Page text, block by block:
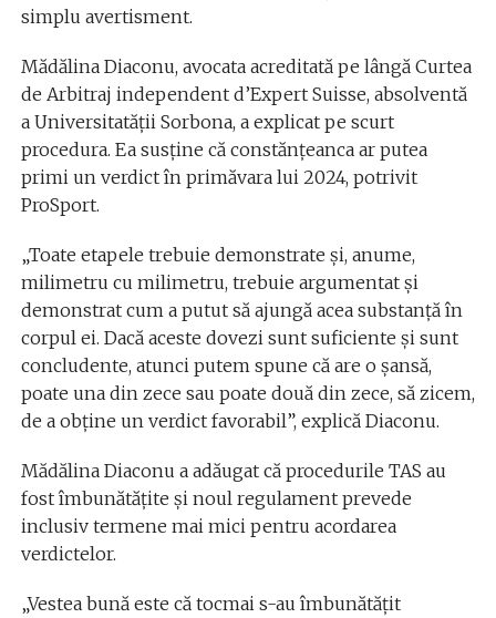
simplu avertisment.
Mădălina Diaconu, avocata acreditată pe lângă Curtea
de Arbitraj independent d’Expert Suisse, absolventă
a Universitatății Sorbona, a explicat pe scurt
procedura. Ea susține că constănțeanca ar putea
primi un verdict în primăvara lui 2024, potrivit
ProSport.
„Toate etapele trebuie demonstrate și, anume,
milimetru cu milimetru, trebuie argumentat și
demonstrat cum a putut să ajungă acea substanță în
corpul ei. Dacă aceste dovezi sunt suficiente și sunt
concludente, atunci putem spune că are o șansă,
poate una din zece sau poate două din zece, să zicem,
de a obține un verdict favorabil”, explică Diaconu.
Mădălina Diaconu a adăugat că procedurile TAS au
fost îmbunătățite și noul regulament prevede
inclusiv termene mai mici pentru acordarea
verdictelor.
„Vestea bună este că tocmai s-au îmbunătățit